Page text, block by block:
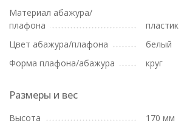
Материал абажура/
плафона
пластик
Цвет абажура/плафона
белый
Форма плафона/абажура
круг
Размеры и вес
Высота
170 мм